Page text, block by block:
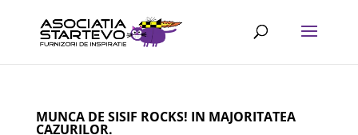
MUNCA DE SISIF ROCKS! IN MAJORITATEA
CAZURILOR.